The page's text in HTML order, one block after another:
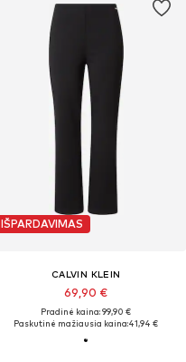
IŠPARDAVIMAS
CALVIN KLEIN
69,90 €
Pradinė kaina: 99,90 €
Paskutinė mažiausia kaina:41,94 €